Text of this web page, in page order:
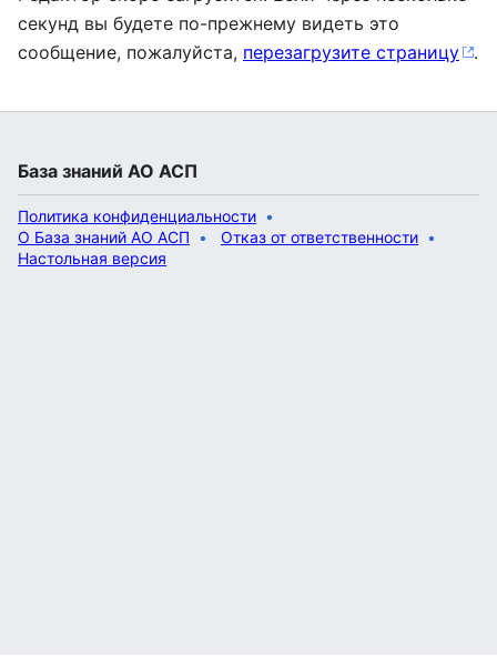
секунд вы будете по-прежнему видеть это
сообщение, пожалуйста, перезагрузите страницу .
База знаний АО АСП
Политика конфиденциальности
О База знаний АО АСП
Отказ от ответственности
Настольная версия